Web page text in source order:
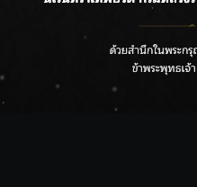
‘แมน การิน’ แชร์ความเชื่อช
ลาโลกนี้ ให้ใส่บาตรสิ่งนั้นไว้
ราชเลขานุการในพระองค์ฯ
ทรายใต้ เสริมความมั่นคงน้ำเพ